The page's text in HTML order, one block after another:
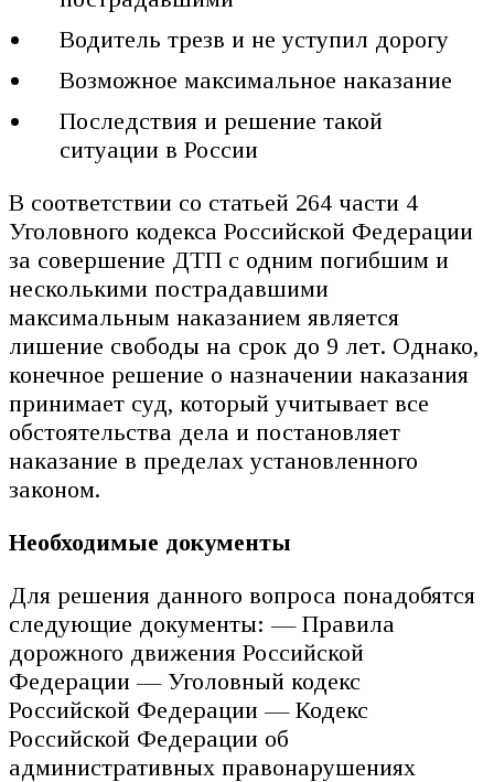
Водитель трезв и не уступил дорогу
Возможное максимальное наказание
Последствия и решение такой
ситуации в России
В соответствии со статьей 264 части 4
Уголовного кодекса Российской Федерации
за совершение ДТП с одним погибшим и
несколькими пострадавшими
максимальным наказанием является
лишение свободы на срок до 9 лет. Однако,
конечное решение о назначении наказания
принимает суд, который учитывает все
обстоятельства дела и постановляет
наказание в пределах установленного
законом.
Необходимые документы
Для решения данного вопроса понадобятся
следующие документы: — Правила
дорожного движения Российской
Федерации — Уголовный кодекс
Российской Федерации — Кодекс
Российской Федерации об
административных правонарушениях